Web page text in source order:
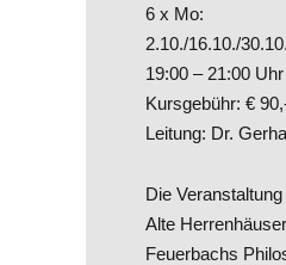
6 x Mo:
2.10./16.10./
19:00 – 21:00 Uhr
Kursgebühr: €
Leitung: Dr.
Die
Alte
Feuerbachs